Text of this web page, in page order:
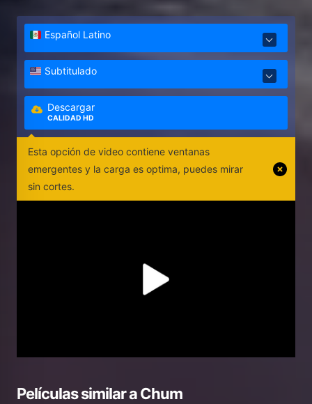
Español Latino
Subtitulado
Descargar
CALIDAD HD
Esta opción de video contiene ventanas
emergentes y la carga es optima, puedes mirar
sin cortes.
Películas similar aChum